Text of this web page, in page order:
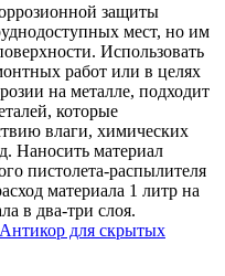
защиты
мест, но им
Использовать
работ или в целях
на металле, подходит
которые
влаги, химических
Наносить материал
пистолета-распылителя
материала 1 литр на
в два-три слоя.
Антикор для скрытых